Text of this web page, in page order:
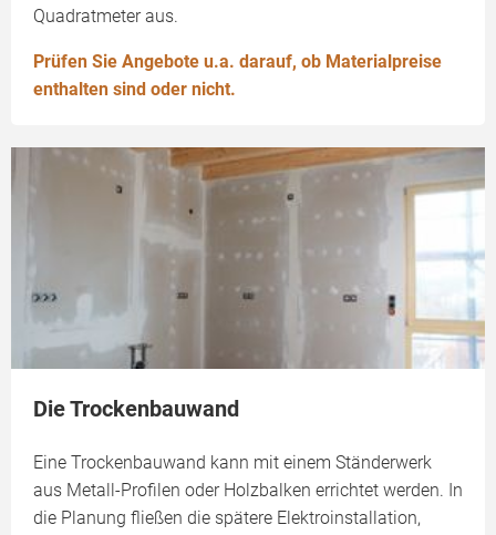
Quadratmeter aus.
Prüfen Sie Angebote u.a. darauf, ob Materialpreise
enthalten sind oder nicht.
Die Trockenbauwand
Eine Trockenbauwand kann mit einem Ständerwerk
aus Metall-Profilen oder Holzbalken errichtet werden. In
die Planung fließen die spätere Elektroinstallation,